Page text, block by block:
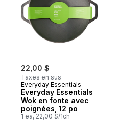
22,00 $
Taxes en sus
Everyday Essentials
Everyday Essentials
Wok en fonte avec
poignées, 12 po
1 ea, 22,00 $/1ch